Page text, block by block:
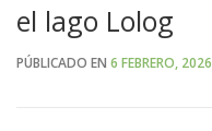
el lago Lolog
PÚBLICADO EN 6 FEBRERO, 2026